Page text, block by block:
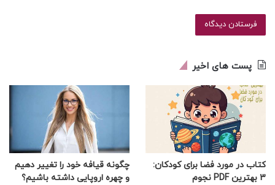
پست های اخیر
کتاب در مورد فضا برای کودکان:
3 بهترین PDF نجوم
چگونه قیافه خود را تغییر دهیم
و چهره اروپایی داشته باشیم؟